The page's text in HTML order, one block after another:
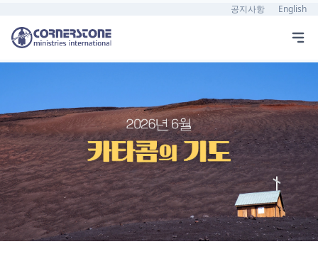
공지사항 English